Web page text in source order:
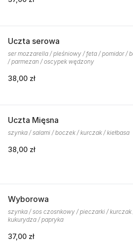
Uczta serowa
ser mozzarella / pleśniowy / feta / pomidor /
/ parmezan / oscypek wędzony
38,00 zł
Uczta Mięsna
szynka / salami / boczek / kurczak / kiełbasa
38,00 zł
Wyborowa
szynka / sos czosnkowy / pieczarki / kurczak
kukurydza / papryka
37,00 zł